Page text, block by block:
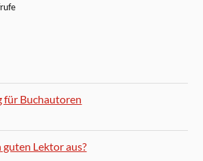
Buchautoren
Lektor aus?